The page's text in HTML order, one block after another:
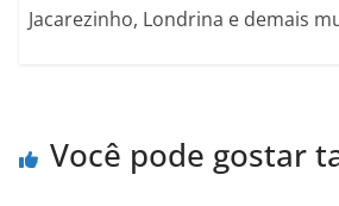
Jacarezinho, Londrina e demais
Você pode gostar